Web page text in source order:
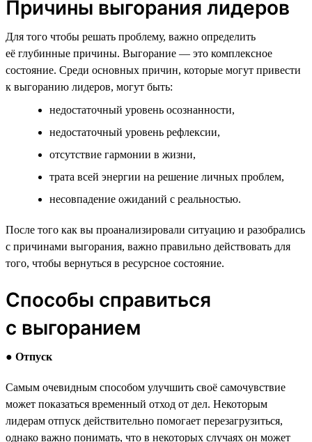
Причины выгорания лидеров
Для того чтобы решать проблему, важно определить
её глубинные причины. Выгорание — это комплексное
состояние. Среди основных причин, которые могут привести
к выгоранию лидеров, могут быть:
недостаточный уровень осознанности,
недостаточный уровень рефлексии,
отсутствие гармонии в жизни,
трата всей энергии на решение личных проблем,
несовпадение ожиданий с реальностью.
После того как вы проанализировали ситуацию и разобрались
с причинами выгорания, важно правильно действовать для
того, чтобы вернуться в ресурсное состояние.
Способы справиться
с выгоранием
● Отпуск
Самым очевидным способом улучшить своё самочувствие
может показаться временный отход от дел. Некоторым
лидерам отпуск действительно помогает перезагрузиться,
однако важно понимать, что в некоторых случаях он может